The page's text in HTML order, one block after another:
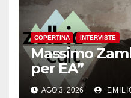
COPERTINA INTERVISTE
Massimo
per EA”
AGO 3, 2026